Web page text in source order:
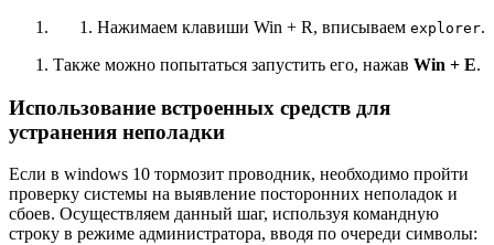
Нажимаем клавиши Win + R, вписываем explorer.
Также можно попытаться запустить его, нажав Win + E.
Использование встроенных средств для
устранения неполадки
Если в windows 10 тормозит проводник, необходимо пройти
проверку системы на выявление посторонних неполадок и
сбоев. Осуществляем данный шаг, используя командную
строку в режиме администратора, вводя по очереди символы: